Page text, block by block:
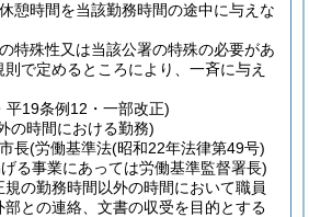
憩時間を当該勤務時間の途中に与えな
特殊性又は当該公署の特殊の必要があ
で定めるところにより、一斉に与え
平19条例12・一部改正)
の時間における勤務)
長(労働基準法(昭和22年法律第49号)
る事業にあっては労働基準監督署長)
の勤務時間以外の時間において職員
との連絡、文書の収受を目的とする